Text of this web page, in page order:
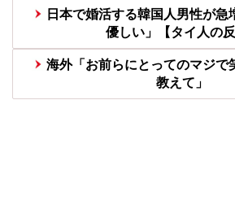
日本で婚活する韓国人男性が急
優しい」【タイ人の
海外「お前らにとってのマジで
教えて」